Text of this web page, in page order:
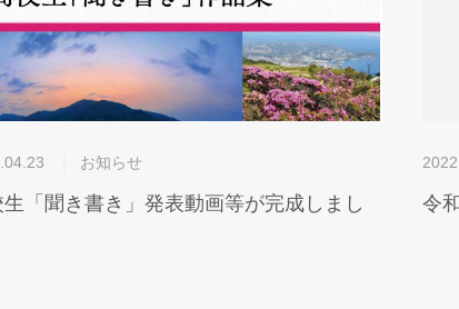
お知らせ
生「聞き書き」発表動画等が完成しまし
令